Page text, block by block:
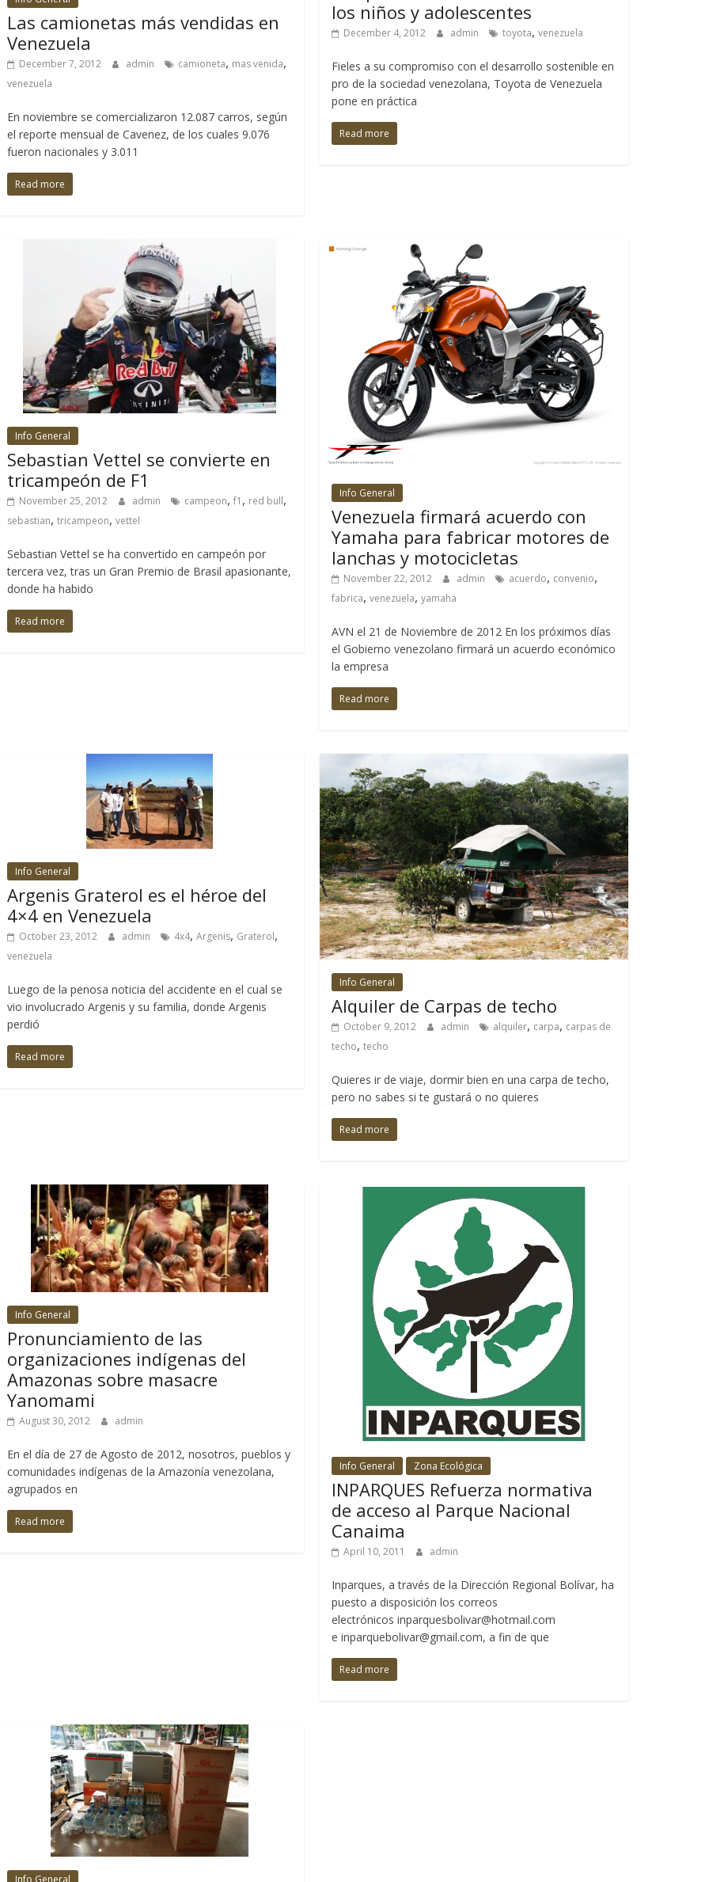
Las camionetas más vendidas en
Venezuela
December 7, 2012 admin camioneta, mas venida,
venezuela
En noviembre se comercializaron 12.087 carros, según
el reporte mensual de Cavenez, de los cuales 9.076
fueron nacionales y 3.011
Read more
los niños y adolescentes
December 4, 2012 admin toyota,venezuela
Fieles a su compromiso con el desarrollo sostenible en
pro de la sociedad venezolana, Toyota de Venezuela
pone en práctica
Read more
Info General
Sebastian Vettel se convierte en
tricampeón de F1
November 25, 2012 admin campeon, f1 , red bull,
sebastian, tricampeon, vettel
Sebastian Vettel se ha convertido en campeón por
tercera vez, tras un Gran Premio de Brasil apasionante,
donde ha habido
Read more
Info General
Venezuela firmará acuerdo con
Yamaha para fabricar motores de
lanchas y motocicletas
November 22, 2012 admin acuerdo, convenio,
fabrica,venezuela,yamaha
AVN el 21 de Noviembre de 2012 En los próximos días
el Gobierno venezolano firmará un acuerdo económico
la empresa
Read more
Info General
Argenis Graterol es el héroe del
4×4 en Venezuela
October 23, 2012 admin 4x4, Argenis, Graterol,
venezuela
Luego de la penosa noticia del accidente en el cual se
vio involucrado Argenis y su familia, donde Argenis
perdió
Read more
Info General
Alquiler de Carpas de techo
October 9, 2012 admin alquiler, carpa, carpas de
techo,techo
Quieres ir de viaje, dormir bien en una carpa de techo,
pero no sabes si te gustará o no quieres
Read more
Info General
Pronunciamiento de las
organizaciones indígenas del
Amazonas sobre masacre
Yanomami
August 30, 2012 admin
En el día de 27 de Agosto de 2012, nosotros, pueblos y
comunidades indígenas de la Amazonía venezolana,
agrupados en
Read more
Info General Zona Ecológica
INPARQUES Refuerza normativa
de acceso al Parque Nacional
Canaima
April 10, 2011 admin
Inparques, a través de la Dirección Regional Bolívar, ha
puesto a disposición los correos
electrónicos inparquesbolivar@hotmail.com
e inparquebolivar@gmail.com, a fin de que
Read more
Info General